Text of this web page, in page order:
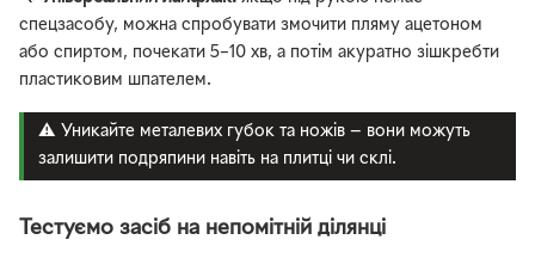
спецзасобу, можна спробувати змочити пляму ацетоном
або спиртом, почекати 5–10 хв, а потім акуратно зішкребти
пластиковим шпателем.
⚠️ Уникайте металевих губок та ножів — вони можуть
залишити подряпини навіть на плитці чи склі.
Тестуємо засіб на непомітній ділянці